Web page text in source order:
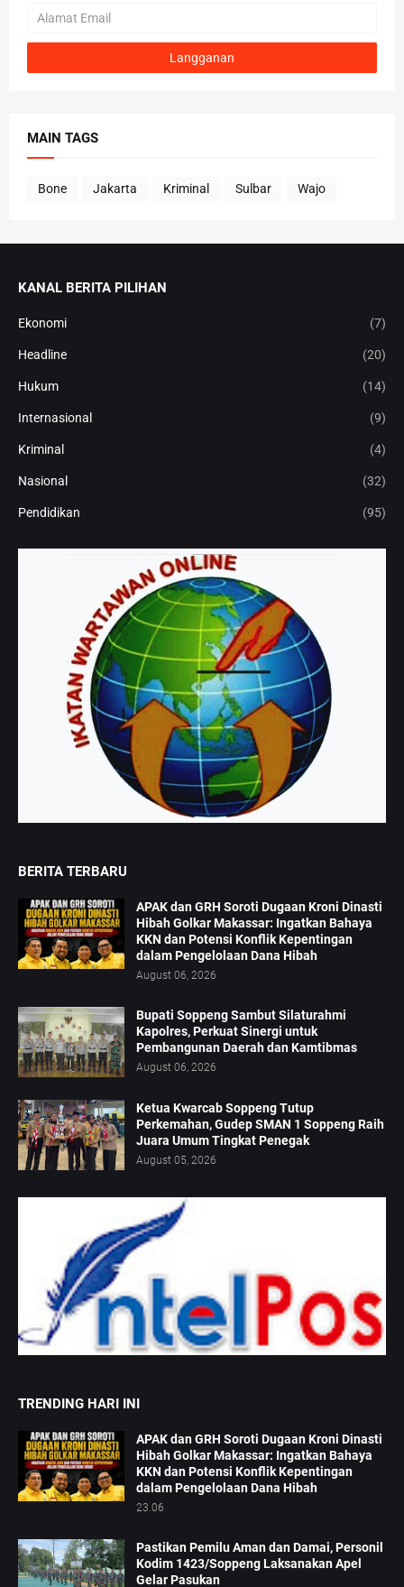
MAIN TAGS
Bone Jakarta Kriminal Sulbar Wajo
KANAL BERITA PILIHAN
Ekonomi (7)
Headline (20)
Hukum (14)
Internasional (9)
Kriminal (4)
Nasional (32)
Pendidikan (95)
BERITA TERBARU
APAK dan GRH Soroti Dugaan Kroni Dinasti
Hibah Golkar Makassar: Ingatkan Bahaya
KKN dan Potensi Konflik Kepentingan
dalam Pengelolaan Dana Hibah
August 06, 2026
Bupati Soppeng Sambut Silaturahmi
Kapolres, Perkuat Sinergi untuk
Pembangunan Daerah dan Kamtibmas
August 06, 2026
Ketua Kwarcab Soppeng Tutup
Perkemahan, Gudep SMAN 1 Soppeng Raih
Juara Umum Tingkat Penegak
August 05, 2026
TRENDING HARI INI
APAK dan GRH Soroti Dugaan Kroni Dinasti
Hibah Golkar Makassar: Ingatkan Bahaya
KKN dan Potensi Konflik Kepentingan
dalam Pengelolaan Dana Hibah
23.06
Pastikan Pemilu Aman dan Damai, Personil
Kodim 1423/Soppeng Laksanakan Apel
Gelar Pasukan